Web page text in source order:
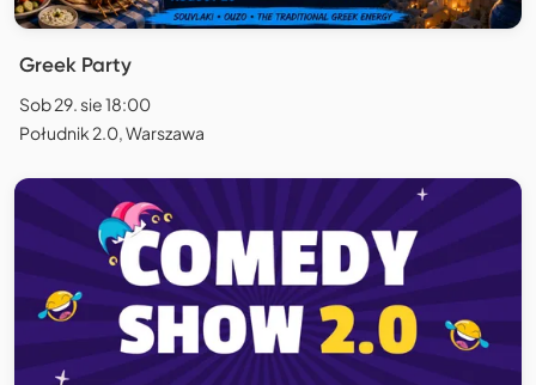
Greek Party
Sob 29. sie 18:00
Południk 2.0, Warszawa